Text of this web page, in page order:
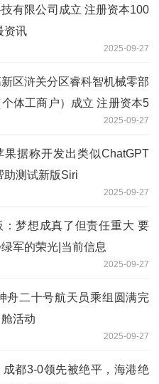
有限公司成立 注册资本100
资讯
2025-09-27
区浒关分区睿科智机械零部
体工商户）成立 注册资本5
2025-09-27
果据称开发出类似ChatGPT
助测试新版Siri
2025-09-27
：梦想成真了但责任重大 要
军的荣光|当前信息
2025-09-27
舟二十号航天员乘组圆满完
活动
2025-09-27
成都3-0领先被绝平，海港绝